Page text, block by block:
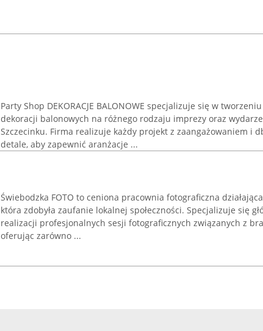
Party Shop DEKORACJE BALONOWE specjalizuje się w
dekoracji balonowych na różnego rodzaju imprezy oraz
Szczecinku. Firma realizuje każdy projekt z zaangażowaniem i
detale, aby zapewnić aranżacje ...
Świebodzka FOTO to ceniona pracownia fotograficzna
która zdobyła zaufanie lokalnej społeczności. Specjalizuje się
realizacji profesjonalnych sesji fotograficznych związanych z
oferując zarówno ...